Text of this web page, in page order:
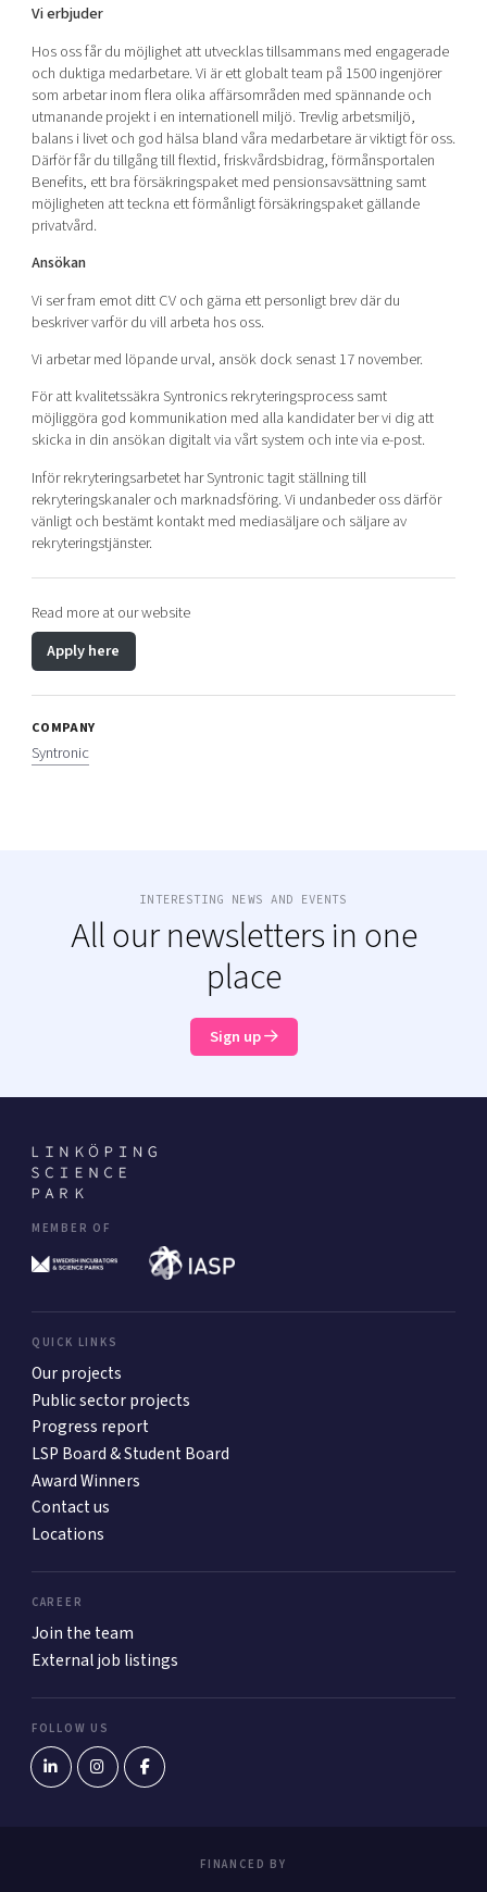
Vi erbjuder
Hos oss får du möjlighet att utvecklas tillsammans med engagerade
och duktiga medarbetare. Vi är ett globalt team på 1500 ingenjörer
som arbetar inom flera olika affärsområden med spännande och
utmanande projekt i en internationell miljö. Trevlig arbetsmiljö,
balans i livet och god hälsa bland våra medarbetare är viktigt för oss.
Därför får du tillgång till flextid, friskvårdsbidrag, förmånsportalen
Benefits, ett bra försäkringspaket med pensionsavsättning samt
möjligheten att teckna ett förmånligt försäkringspaket gällande
privatvård.
Ansökan
Vi ser fram emot ditt CV och gärna ett personligt brev där du
beskriver varför du vill arbeta hos oss.
Vi arbetar med löpande urval, ansök dock senast 17 november.
För att kvalitetssäkra Syntronics rekryteringsprocess samt
möjliggöra god kommunikation med alla kandidater ber vi dig att
skicka in din ansökan digitalt via vårt system och inte via e-post.
Inför rekryteringsarbetet har Syntronic tagit ställning till
rekryteringskanaler och marknadsföring. Vi undanbeder oss därför
vänligt och bestämt kontakt med mediasäljare och säljare av
rekryteringstjänster.
Read more at our website
Apply here
COMPANY
Syntronic
INTERESTING NEWS AND EVENTS
All our newsletters in one
place
Sign up
MEMBER OF
QUICK LINKS
Our projects
Public sector projects
Progress report
LSP Board & Student Board
Award Winners
Contact us
Locations
CAREER
Join the team
External job listings
FOLLOW US
FINANCED BY